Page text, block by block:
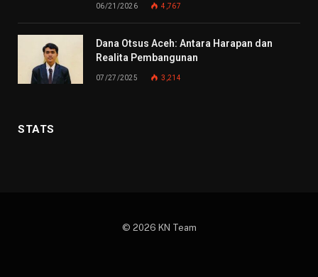
06/21/2026 4,767
Dana Otsus Aceh: Antara Harapan dan
Realita Pembangunan
07/27/2025 3,214
STATS
© 2026 KN Team